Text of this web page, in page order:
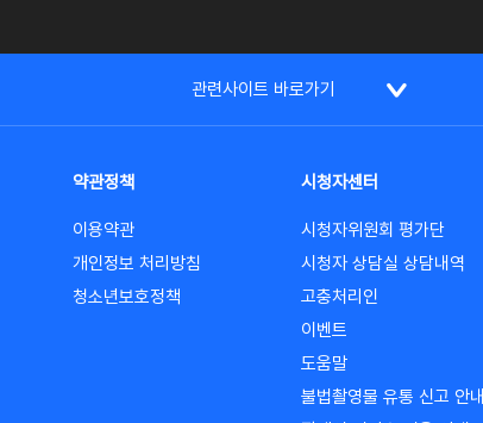
관련사이트 바로가기
약관정책
이용약관
개인정보 처리방침
청소년보호정책
시청자센터
시청자위원회 평가단
시청자 상담실 상담내역
고충처리인
이벤트
도움말
불법촬영물 유통 신고 안내